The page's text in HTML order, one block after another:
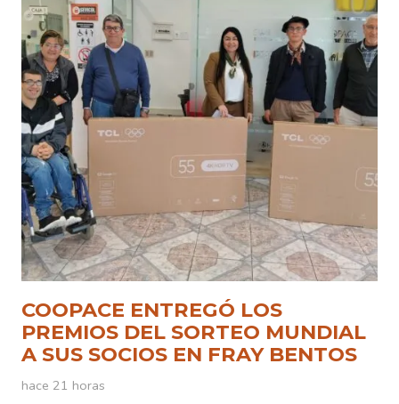
COOPACE ENTREGÓ LOS
PREMIOS DEL SORTEO MUNDIAL
A SUS SOCIOS EN FRAY BENTOS
hace 21 horas